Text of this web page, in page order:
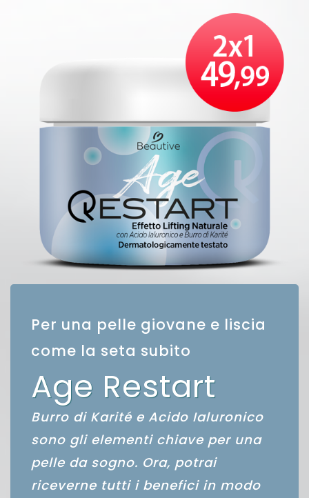
Per una pelle giovane e liscia
come la seta subito
Age Restart
Burro di Karité e Acido Ialuronico
sono gli elementi chiave per una
pelle da sogno. Ora, potrai
riceverne tutti i benefici in modo